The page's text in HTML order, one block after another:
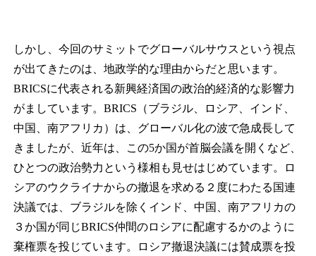
しかし、今回のサミットでグローバルサウスという視点
が出てきたのは、地政学的な理由からだと思います。
BRICSに代表される新興経済国の政治的経済的な影響力
がましています。BRICS（ブラジル、ロシア、インド、
中国、南アフリカ）は、グローバル化の波で急成長して
きましたが、近年は、この5か国が首脳会議を開くなど、
ひとつの政治勢力という様相も見せはじめています。ロ
シアのウクライナからの撤退を求める２度にわたる国連
決議では、ブラジルを除くインド、中国、南アフリカの
３か国が同じBRICS仲間のロシアに配慮するかのように
棄権票を投じています。ロシア撤退決議には賛成票を投